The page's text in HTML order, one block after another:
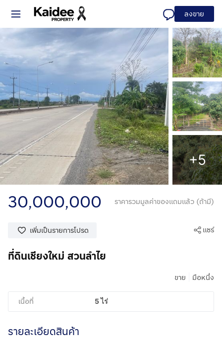
ลงขาย
+5
30,000,000 ราคารวมมูลค่าของแถมแล้ว (ถ้ามี)
เพิ่มเป็นรายการโปรด แชร์
ที่ดินเชียงใหม่ สวนลำไย
ขาย มือหนึ่ง
เนื้อที่ 5 ไร่
รายละเอียดสินค้า